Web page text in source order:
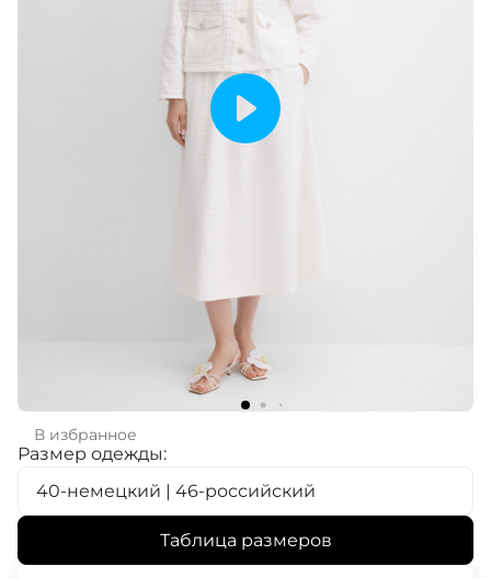
В избранное
Размер одежды:
40-немецкий | 46-российский
Таблица размеров